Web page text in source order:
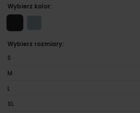
Wybierz kolor:
Wybierz rozmiary:
S
M
L
XL